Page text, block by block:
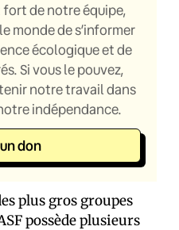
fort de notre équipe,
monde de s’informer
écologique et de
Si vous le pouvez,
notre travail dans
indépendance.
don
plus gros groupes
possède plusieurs